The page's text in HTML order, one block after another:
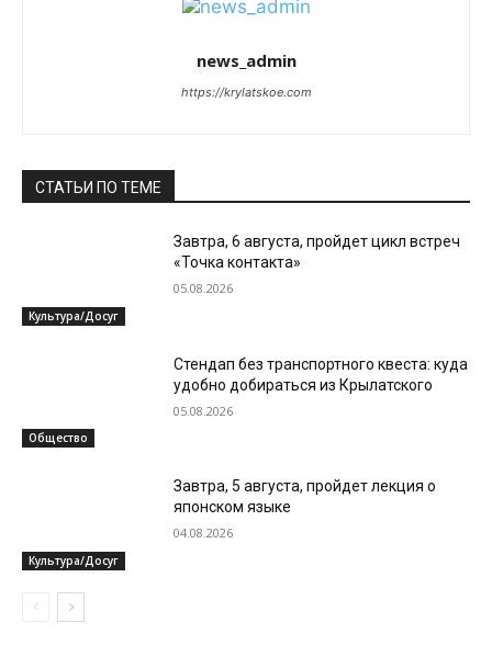
news_admin
https://krylatskoe.com
СТАТЬИ ПО ТЕМЕ
Культура/Досуг
Завтра, 6 августа, пройдет цикл встреч
«Точка контакта»
05.08.2026
Общество
Стендап без транспортного квеста: куда
удобно добираться из Крылатского
05.08.2026
Культура/Досуг
Завтра, 5 августа, пройдет лекция о
японском языке
04.08.2026